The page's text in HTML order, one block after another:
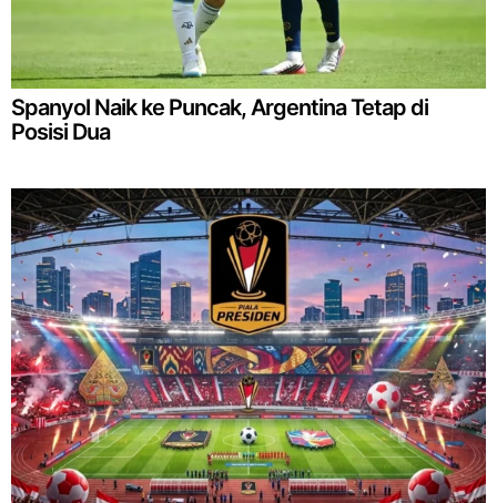
Spanyol Naik ke Puncak, Argentina Tetap di
Posisi Dua